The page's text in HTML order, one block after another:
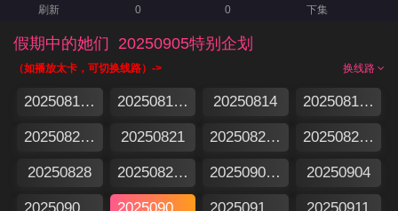
刷新 0 0 下集
假期中的她们 20250905特别企划
换线路
（如播放太卡，可切换线路）->
20250813集结篇 20250813特别企划 20250814 20250815加更版
20250820假期日记 20250821 20250822加更版 20250827假期日记
20250828 20250829加更版 20250903假期日记 20250904